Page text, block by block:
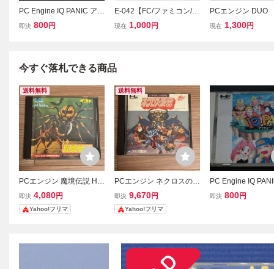
PC Engine IQ PANIC アイ
キュー パニック 説明書・
ンカセットソフト
即決 800円
E-042【FC/ファミコン/動
作確認済】「ファミコン
現在 1,000円
PCエンジン DUO
ロゲーム Huカ
現在 1,300円
今すぐ落札できる商品
送料無料
PCエンジン 魔境伝説 Hu
CARD 箱・説明書付き レ
トロゲーム
即決 4,080円
Yahoo!フリマ
送料無料
PCエンジン ネクロスの要
塞 HuCARD ケース・説
明書付き レトロゲーム
即決 9,670円
Yahoo!フリマ
PC Engine IQ
キュー パニック 説
即決 800円